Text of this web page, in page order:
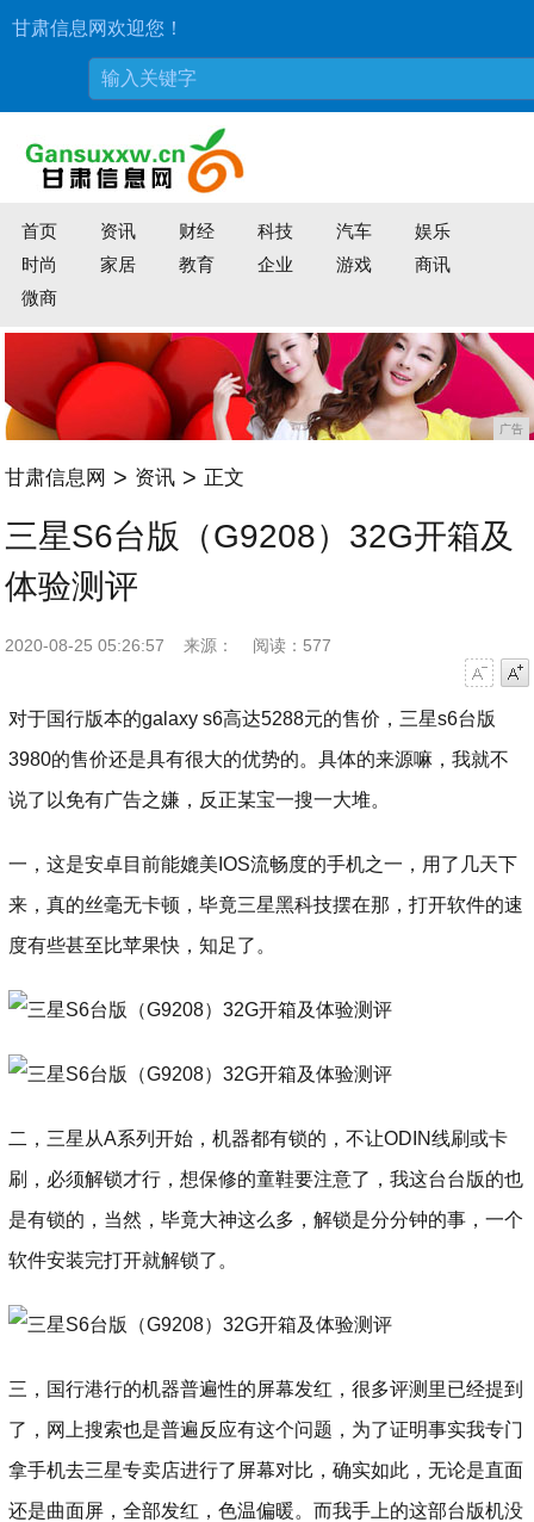
甘肃信息网欢迎您！
首页 资讯 财经 科技 汽车
娱乐
时尚
家居 教育 企业 游戏
商讯
微商
广告
甘肃信息网 > 资讯 > 正文
三星S6台版（G9208）32G开箱及
体验测评
2020-08-25 05:26:57 来源：
阅读：577
对于国行版本的galaxy s6高达5288元的售价，三星s6台版
3980的售价还是具有很大的优势的。具体的来源嘛，我就不
说了以免有广告之嫌，反正某宝一搜一大堆。
一，这是安卓目前能媲美IOS流畅度的手机之一，用了几天下
来，真的丝毫无卡顿，毕竟三星黑科技摆在那，打开软件的速
度有些甚至比苹果快，知足了。
二，三星从A系列开始，机器都有锁的，不让ODIN线刷或卡
刷，必须解锁才行，想保修的童鞋要注意了，我这台台版的也
是有锁的，当然，毕竟大神这么多，解锁是分分钟的事，一个
软件安装完打开就解锁了。
三，国行港行的机器普遍性的屏幕发红，很多评测里已经提到
了，网上搜索也是普遍反应有这个问题，为了证明事实我专门
拿手机去三星专卖店进行了屏幕对比，确实如此，无论是直面
还是曲面屏，全部发红，色温偏暖。而我手上的这部台版机没